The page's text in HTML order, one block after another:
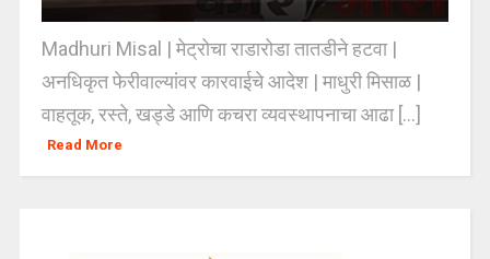
Madhuri Misal | मेट्रोचा राडारोडा तातडीने हटवा |
अनधिकृत फेरीवाल्यांवर कारवाईचे आदेश | माधुरी मिसाळ |
वाहतूक, रस्ते, खड्डे आणि कचरा व्यवस्थापनाचा आढा [...]
Read More